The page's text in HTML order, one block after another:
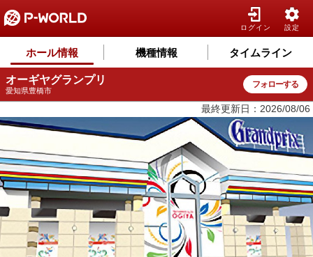
ログイン 設定
ホール情報 機種情報 タイムライン
オーギヤグランプリ
愛知県豊橋市
フォローする
最終更新日：2026/08/06